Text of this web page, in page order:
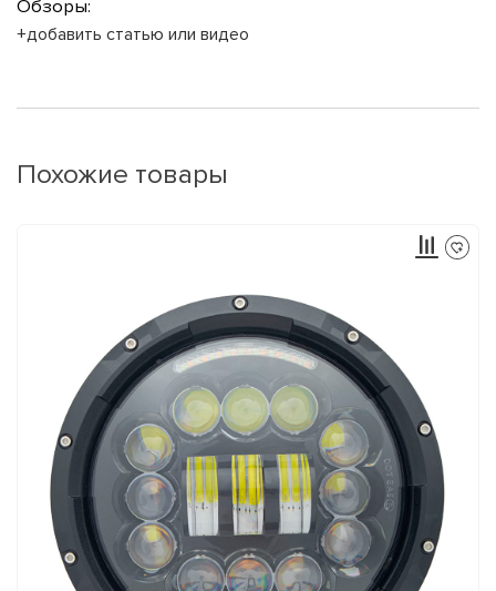
Обзоры:
+добавить статью или видео
Похожие товары